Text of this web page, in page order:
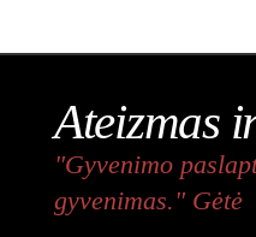
Ateizmas
"Gyvenimo
gyvenimas." Gėtė